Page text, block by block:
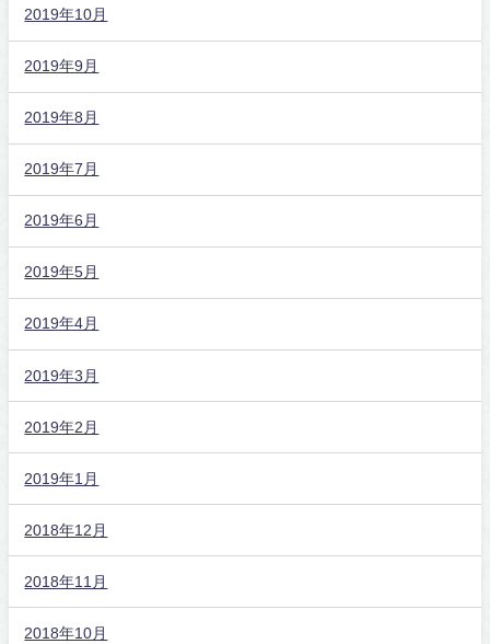
2019年10月
2019年9月
2019年8月
2019年7月
2019年6月
2019年5月
2019年4月
2019年3月
2019年2月
2019年1月
2018年12月
2018年11月
2018年10月